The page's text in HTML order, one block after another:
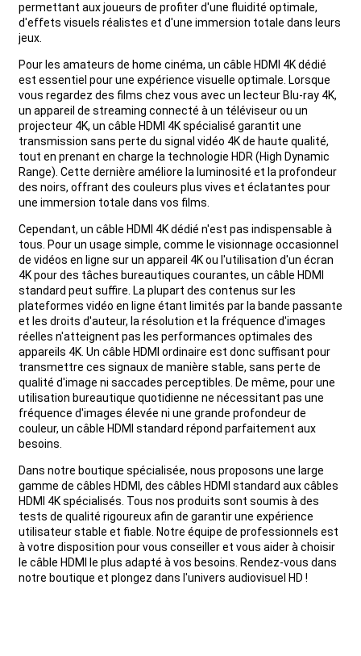
permettant aux joueurs de profiter d'une fluidité optimale,
d'effets visuels réalistes et d'une immersion totale dans leurs
jeux.
Pour les amateurs de home cinéma, un câble HDMI 4K dédié
est essentiel pour une expérience visuelle optimale. Lorsque
vous regardez des films chez vous avec un lecteur Blu-ray 4K,
un appareil de streaming connecté à un téléviseur ou un
projecteur 4K, un câble HDMI 4K spécialisé garantit une
transmission sans perte du signal vidéo 4K de haute qualité,
tout en prenant en charge la technologie HDR (High Dynamic
Range). Cette dernière améliore la luminosité et la profondeur
des noirs, offrant des couleurs plus vives et éclatantes pour
une immersion totale dans vos films.
Cependant, un câble HDMI 4K dédié n'est pas indispensable à
tous. Pour un usage simple, comme le visionnage occasionnel
de vidéos en ligne sur un appareil 4K ou l'utilisation d'un écran
4K pour des tâches bureautiques courantes, un câble HDMI
standard peut suffire. La plupart des contenus sur les
plateformes vidéo en ligne étant limités par la bande passante
et les droits d'auteur, la résolution et la fréquence d'images
réelles n'atteignent pas les performances optimales des
appareils 4K. Un câble HDMI ordinaire est donc suffisant pour
transmettre ces signaux de manière stable, sans perte de
qualité d'image ni saccades perceptibles. De même, pour une
utilisation bureautique quotidienne ne nécessitant pas une
fréquence d'images élevée ni une grande profondeur de
couleur, un câble HDMI standard répond parfaitement aux
besoins.
Dans notre boutique spécialisée, nous proposons une large
gamme de câbles HDMI, des câbles HDMI standard aux câbles
HDMI 4K spécialisés. Tous nos produits sont soumis à des
tests de qualité rigoureux afin de garantir une expérience
utilisateur stable et fiable. Notre équipe de professionnels est
à votre disposition pour vous conseiller et vous aider à choisir
le câble HDMI le plus adapté à vos besoins. Rendez-vous dans
notre boutique et plongez dans l'univers audiovisuel HD !